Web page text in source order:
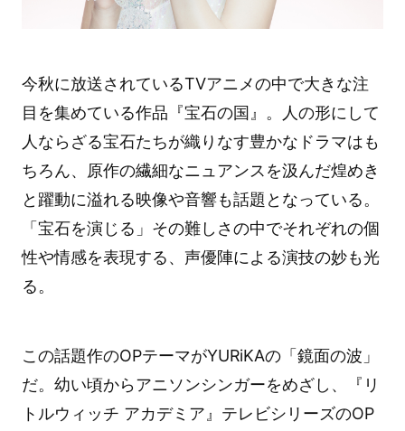
今秋に放送されているTVアニメの中で大きな注
目を集めている作品『宝石の国』。人の形にして
人ならざる宝石たちが織りなす豊かなドラマはも
ちろん、原作の繊細なニュアンスを汲んだ煌めき
と躍動に溢れる映像や音響も話題となっている。
「宝石を演じる」その難しさの中でそれぞれの個
性や情感を表現する、声優陣による演技の妙も光
る。
この話題作のOPテーマがYURiKAの「鏡面の波」
だ。幼い頃からアニソンシンガーをめざし、『リ
トルウィッチ アカデミア』テレビシリーズのOP